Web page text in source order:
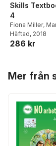
Skills
4
Fiona Miller,
Olsson,
Wolf
Häftad, 2018
286 kr
Mer från